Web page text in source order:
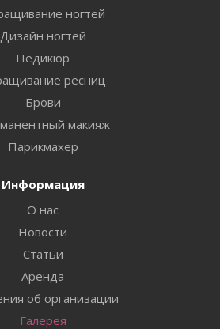
ногтей
Дизайн ногтей
Педикюр
ресниц
Брови
макияж
Парикмахер
Информация
О нас
Новости
Статьи
Аренда
об организации
Галерея